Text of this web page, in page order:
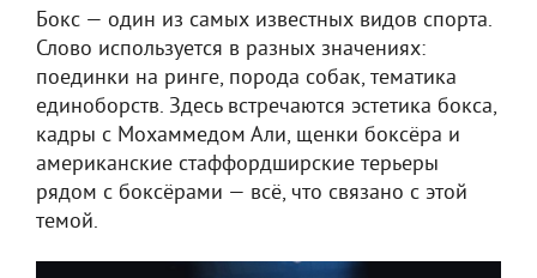
Бокс — один из самых известных видов спорта.
Слово используется в разных значениях:
поединки на ринге, порода собак, тематика
единоборств. Здесь встречаются эстетика бокса,
кадры с Мохаммедом Али, щенки боксёра и
американские стаффордширские терьеры
рядом с боксёрами — всё, что связано с этой
темой.